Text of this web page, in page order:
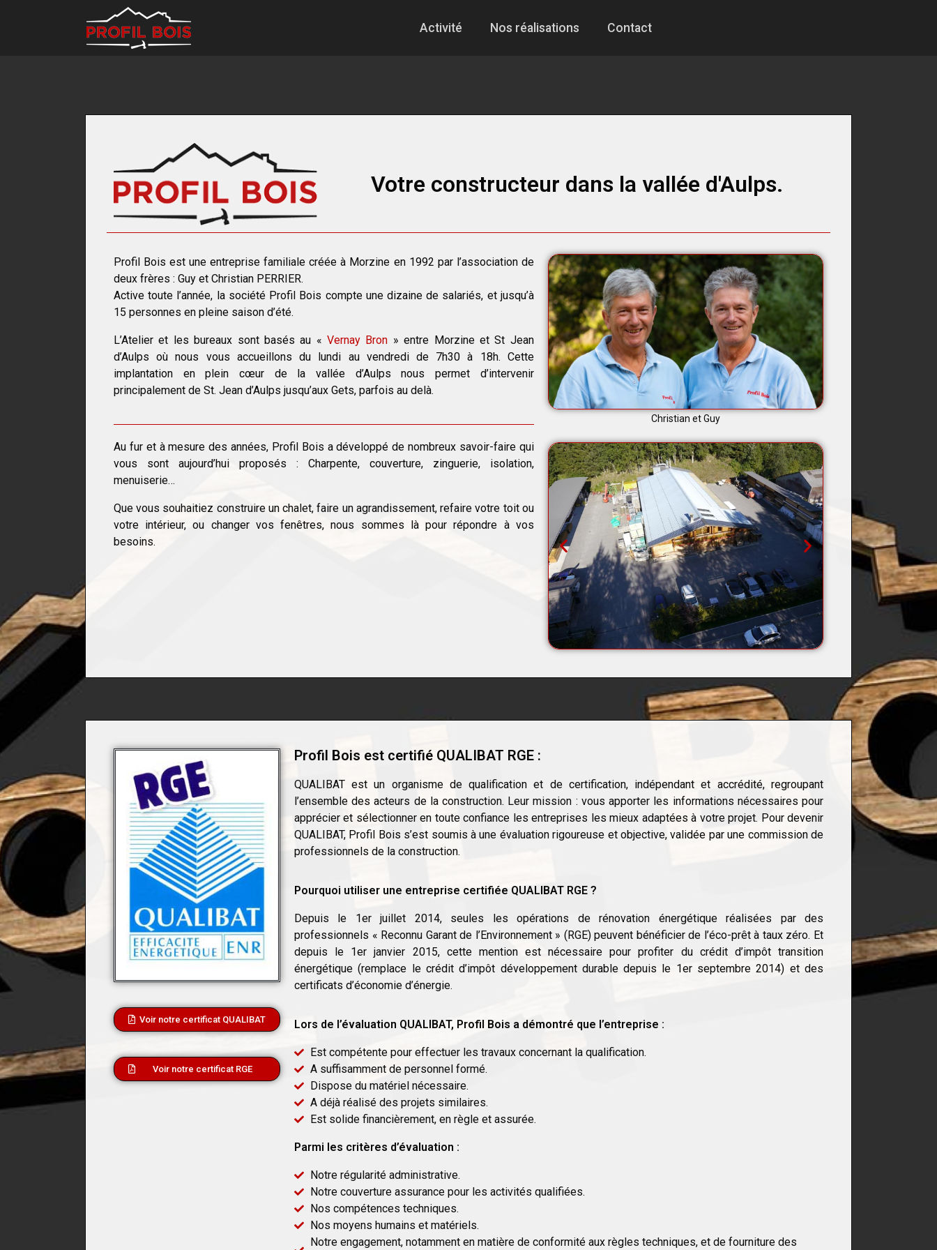
Activité Nos réalisations Contact
Votre constructeur dans la vallée d'Aulps.
Profil Bois est une entreprise familiale créée à Morzine en 1992 par l’association de
deux frères : Guy et Christian PERRIER.
Active toute l’année, la société Profil Bois compte une dizaine de salariés, et jusqu’à
15 personnes en pleine saison d’été.
L’Atelier et les bureaux sont basés au «Vernay Bron » entre Morzine et St Jean
d’Aulps où nous vous accueillons du lundi au vendredi de 7h30 à 18h. Cette
implantation en plein cœur de la vallée d’Aulps nous permet d’intervenir
principalement de St. Jean d’Aulps jusqu’aux Gets, parfois au delà.
Au fur et à mesure des années, Profil Bois a développé de nombreux savoir-faire qui
vous sont aujourd’hui proposés : Charpente, couverture, zinguerie, isolation,
menuiserie…
Que vous souhaitiez construire un chalet, faire un agrandissement, refaire votre toit ou
votre intérieur, ou changer vos fenêtres, nous sommes là pour répondre à vos
besoins.
Christian et Guy
Voir notre certificat QUALIBAT
Voir notre certificat RGE
Profil Bois est certifié QUALIBAT RGE :
QUALIBAT est un organisme de qualification et de certification, indépendant et accrédité, regroupant
l’ensemble des acteurs de la construction. Leur mission : vous apporter les informations nécessaires pour
apprécier et sélectionner en toute confiance les entreprises les mieux adaptées à votre projet. Pour devenir
QUALIBAT, Profil Bois s’est soumis à une évaluation rigoureuse et objective, validée par une commission de
professionnels de la construction.
Pourquoi utiliser une entreprise certifiée QUALIBAT RGE ?
Depuis le 1er juillet 2014, seules les opérations de rénovation énergétique réalisées par des
professionnels « Reconnu Garant de l’Environnement » (RGE) peuvent bénéficier de l’éco-prêt à taux zéro. Et
depuis le 1er janvier 2015, cette mention est nécessaire pour profiter du crédit d’impôt transition
énergétique (remplace le crédit d’impôt développement durable depuis le 1er septembre 2014) et des
certificats d’économie d’énergie.
Lors de l’évaluation QUALIBAT, Profil Bois a démontré que l’entreprise :
Est compétente pour effectuer les travaux concernant la qualification.
A suffisamment de personnel formé.
Dispose du matériel nécessaire.
A déjà réalisé des projets similaires.
Est solide financièrement, en règle et assurée.
Parmi les critères d’évaluation :
Notre régularité administrative.
Notre couverture assurance pour les activités qualifiées.
Nos compétences techniques.
Nos moyens humains et matériels.
Notre engagement, notamment en matière de conformité aux règles techniques, et de fourniture des